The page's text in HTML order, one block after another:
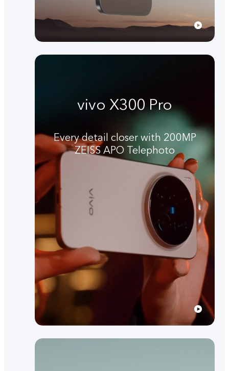
vivo X300 Pro
Every detail closer with 200MP
ZEISS APO Telephoto